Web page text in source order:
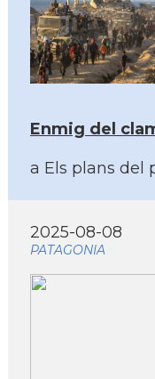
Enmig del
a Els plans del
2025-08-08
PATAGONIA